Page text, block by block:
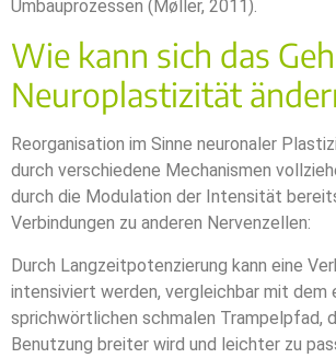
Umbauprozessen (Møller, 2011).
Wie kann sich das
Neuroplastizität
Reorganisation im Sinne neuronaler
durch verschiedene Mechanismen
durch die Modulation der Intensität
Verbindungen zu anderen Nervenzellen:
Durch Langzeitpotenzierung kann eine
intensiviert werden, vergleichbar mit dem
sprichwörtlichen schmalen Trampelpfad,
Benutzung breiter wird und leichter zu